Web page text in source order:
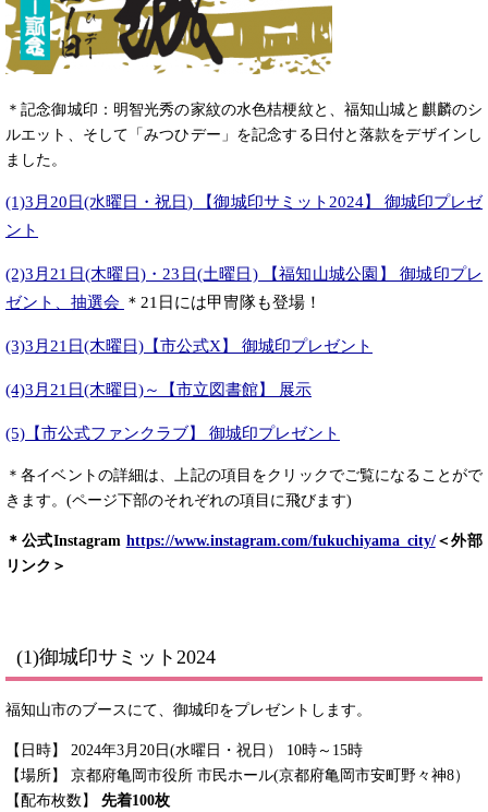
＊記念御城印：明智光秀の家紋の水色桔梗紋と、福知山城と麒麟のシ
ルエット、そして「みつひデー」を記念する日付と落款をデザインし
ました。
(1)3月20日(水曜日・祝日) 【御城印サミット2024】 御城印プレゼ
ント
(2)3月21日(木曜日)・23日(土曜日) 【福知山城公園】 御城印プレ
ゼント、抽選会 ＊21日には甲冑隊も登場！
(3)3月21日(木曜日)【市公式X】 御城印プレゼント
(4)3月21日(木曜日)～【市立図書館】 展示
(5)【市公式ファンクラブ】 御城印プレゼント
＊各イベントの詳細は、上記の項目をクリックでご覧になることがで
きます。(ページ下部のそれぞれの項目に飛びます)
＊公式Instagram https://www.instagram.com/fukuchiyama_city/＜外部
リンク＞
(1)御城印サミット2024
福知山市のブースにて、御城印をプレゼントします。
【日時】 2024年3月20日(水曜日・祝日） 10時～15時
【場所】 京都府亀岡市役所 市民ホール(京都府亀岡市安町野々神8）
【配布枚数】 先着100枚